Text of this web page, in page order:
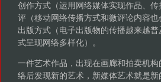
创作方式（运用网络媒体实现作品、
评（移动网络传播方式和微评论内容
出版方式（电子出版物的传播越来越
式呈现网络多样化）。
一件艺术作品，出现在画廊和拍卖机
络后发现新的艺术，新媒体艺术就是